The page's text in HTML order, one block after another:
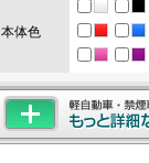
本体色